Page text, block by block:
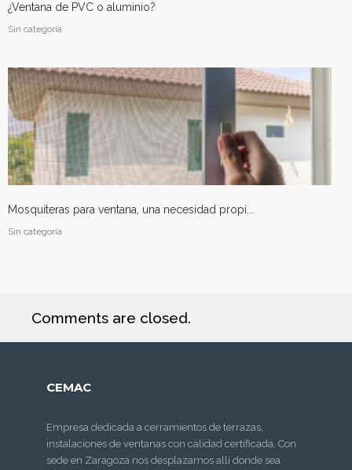
Cerramiento galería en Arcosur
Cerramientos
¿Ventana de PVC o aluminio?
Sin categoría
Mosquiteras para ventana, una necesidad propi...
Sin categoría
Comments are closed.
CEMAC
Empresa dedicada a cerramientos de terrazas,
instalaciones de ventanas con calidad certificada. Con
sede en Zaragoza nos desplazamos allí donde sea